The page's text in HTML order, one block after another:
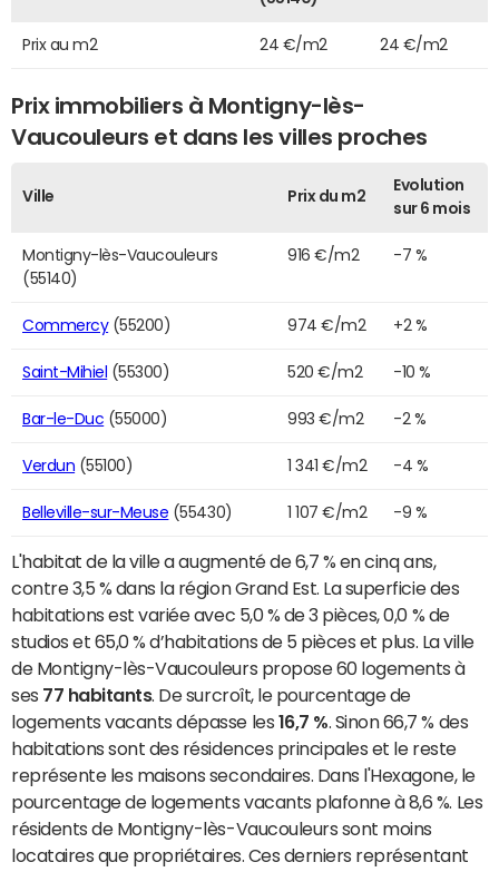
Prix au m2 24 €/m2 24 €/m2
Prix immobiliers à Montigny-lès-
Vaucouleurs et dans les villes proches
Ville Prix du m2
Evolution
sur 6 mois
Montigny-lès-Vaucouleurs
(55140)
916 €/m2 -7 %
Commercy(55200) 974 €/m2 +2 %
Saint-Mihiel (55300) 520 €/m2 -10 %
Bar-le-Duc (55000) 993 €/m2 -2 %
Verdun (55100) 1 341 €/m2 -4 %
Belleville-sur-Meuse (55430) 1 107 €/m2 -9 %
L'habitat de la ville a augmenté de 6,7 % en cinq ans,
contre 3,5 % dans la région Grand Est. La superficie des
habitations est variée avec 5,0 % de 3 pièces, 0,0 % de
studios et 65,0 % d’habitations de 5 pièces et plus. La ville
de Montigny-lès-Vaucouleurs propose 60 logements à
ses 77 habitants. De surcroît, le pourcentage de
logements vacants dépasse les 16,7 % . Sinon 66,7 % des
habitations sont des résidences principales et le reste
représente les maisons secondaires. Dans l'Hexagone, le
pourcentage de logements vacants plafonne à 8,6 %. Les
résidents de Montigny-lès-Vaucouleurs sont moins
locataires que propriétaires. Ces derniers représentant